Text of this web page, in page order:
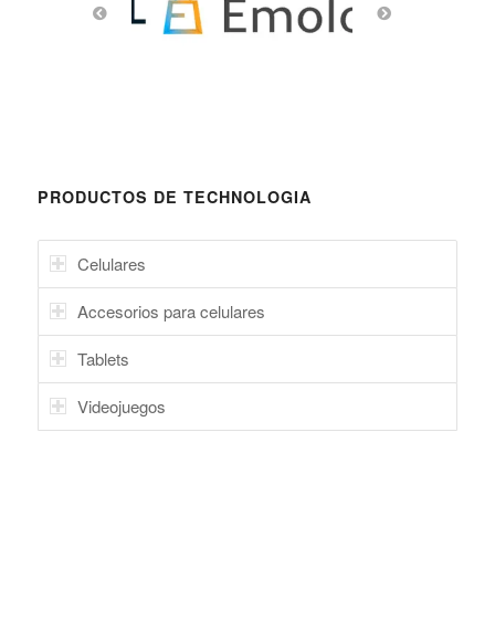
PRODUCTOS DE TECHNOLOGIA
Celulares
Accesorios para celulares
Tablets
Videojuegos